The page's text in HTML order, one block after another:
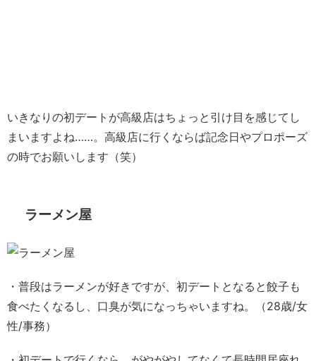
いきなりの初デートが高級店はちょっと引け目を感じてし
まいますよね……。高級店に行くならば記念日やプロポーズ
の時でお願いします（笑）
ラーメン屋
・普段はラーメンが好きですが、初デートとなると餃子も
食べたくなるし、口臭が気になっちゃいますね。（28歳/女
性/事務）